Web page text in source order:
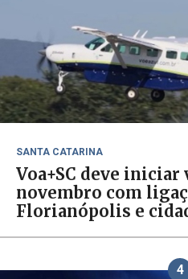
SANTA CATARINA
Voa+SC deve
novembro com
Florianópolis e
4